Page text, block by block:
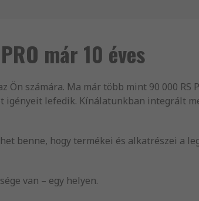
már 10 éves
Ön számára. Ma már több mint 90 000 RS
igényeit lefedik. Kínálatunkban integrált
benne, hogy termékei és alkatrészei a
van – egy helyen.